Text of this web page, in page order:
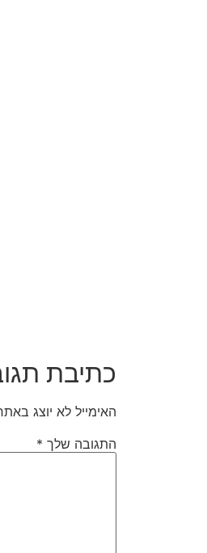
כתיבת
האימייל לא יוצג
התגובה שלך *